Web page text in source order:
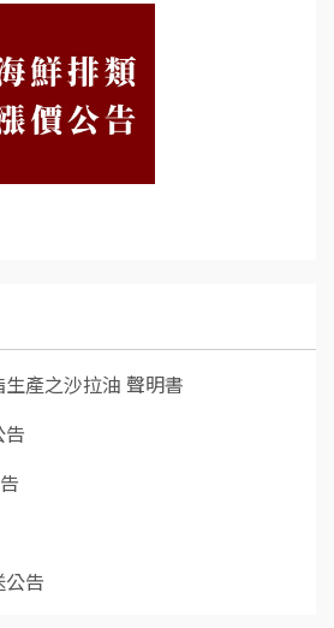
產之沙拉油 聲明書
告
告